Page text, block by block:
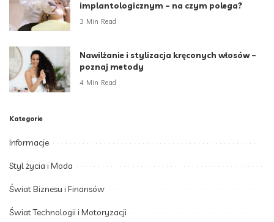
implantologicznym – na czym polega?
3 Min Read
Nawilżanie i stylizacja kręconych włosów –
poznaj metody
4 Min Read
Kategorie
Informacje
Styl życia i Moda
Świat Biznesu i Finansów
Świat Technologii i Motoryzacji